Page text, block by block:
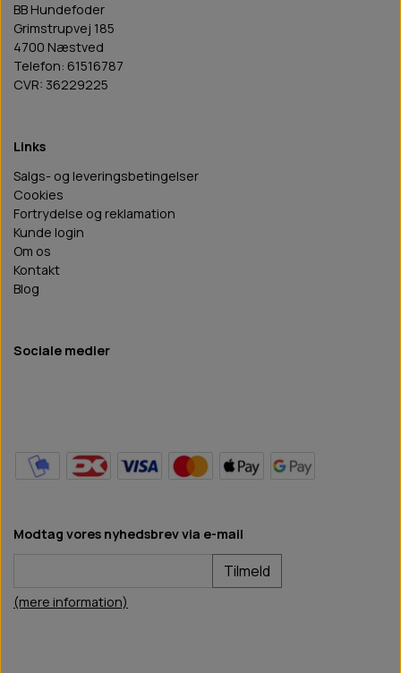
BB Hundefoder
Grimstrupvej 185
4700 Næstved
Telefon: 61516787
CVR: 36229225
Links
Salgs- og leveringsbetingelser
Cookies
Fortrydelse og reklamation
Kunde login
Om os
Kontakt
Blog
Sociale medier
Modtag vores nyhedsbrev via e-mail
Tilmeld
(mere information)